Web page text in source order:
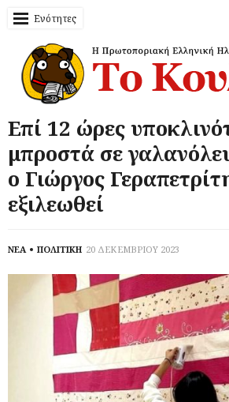
Ενότητες
Επί 12 ώρες
μπροστά σε
ο Γιώργος
εξιλεωθεί
ΝΕΑ ΠΟΛΙΤΙΚΗ 20 ΔΕΚΕΜΒΡΙΟΥ 2023